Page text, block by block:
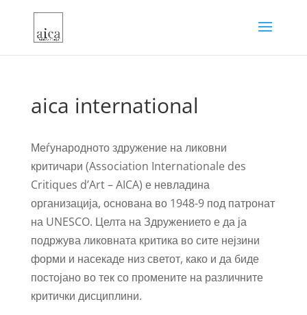
aica international
Меѓународното здружение на ликовни
критичари (Association Internationale des
Critiques d’Art – AICA) е невладина
организација, основана во 1948-9 под патронат
на UNESCO. Целта на Здружението е да ја
подржува ликовната критика во сите нејзини
форми и насекаде низ светот, како и да биде
постојано во тек со промените на различните
критички дисциплини.